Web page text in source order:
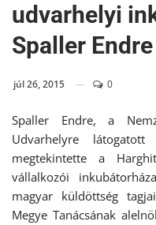
udvarhelyi
Spaller Endre
júl 26, 2015 0
Spaller Endre, a
Udvarhelyre
megtekintette a
vállalkozói
magyar küldöttség
Megye Tanácsának